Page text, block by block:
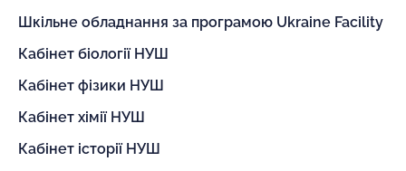
Шкільне обладнання за програмою Ukraine Facility
Кабінет біології НУШ
Кабінет фізики НУШ
Кабінет хімії НУШ
Кабінет історії НУШ